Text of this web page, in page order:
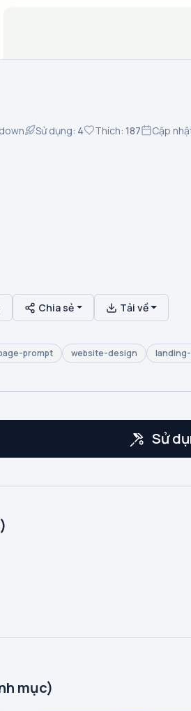
Sử dụng: 4 Thích: 187 Cập
Chia sẻ Tải về
prompt website-design
Sử
mục)